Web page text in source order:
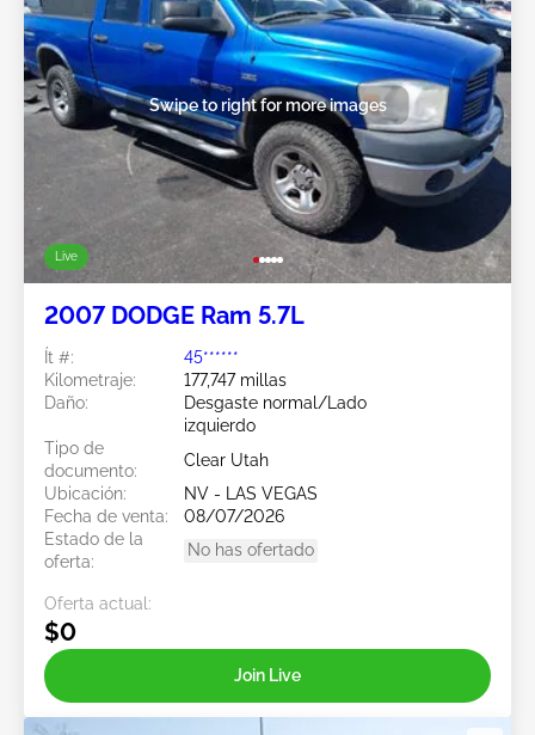
Live
Swipe to right for more images
2007 DODGE Ram 5.7L
Ít #:
45******
Kilometraje:
177,747 millas
Daño:
Desgaste normal/Lado
izquierdo
Tipo de
documento:
Clear Utah
Ubicación:
NV - LAS VEGAS
Fecha de venta:
08/07/2026
Estado de la
oferta:
No has ofertado
Oferta actual:
$0
Join Live